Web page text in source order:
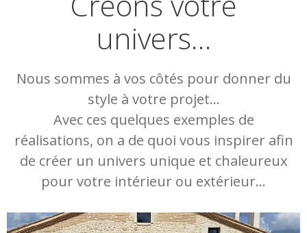
univers…
Nous sommes à vos côtés pour donner du
style à votre projet…
Avec ces quelques exemples de
réalisations, on a de quoi vous inspirer afin
de créer un univers unique et chaleureux
pour votre intérieur ou extérieur…